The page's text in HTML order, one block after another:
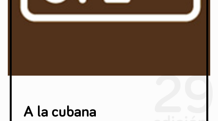
A la cubana